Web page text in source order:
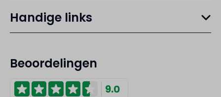
Handige links
Beoordelingen
9.0